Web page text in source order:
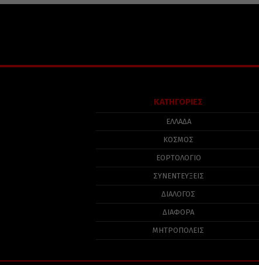
ΚΑΤΗΓΟΡΙΕΣ
ΕΛΛΑΔΑ
ΚΟΣΜΟΣ
ΕΟΡΤΟΛΟΓΙΟ
ΣΥΝΕΝΤΕΥΞΕΙΣ
ΔΙΑΛΟΓΟΣ
ΔΙΑΦΟΡΑ
ΜΗΤΡΟΠΟΛΕΙΣ